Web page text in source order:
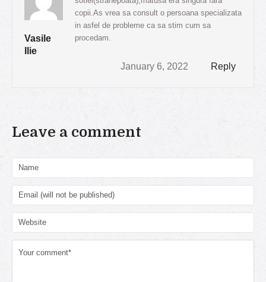
Vasile
Ilie
copii.As vrea sa consult o persoana specializata
in asfel de probleme ca sa stim cum sa
procedam.
Reply
January 6, 2022
Leave a comment